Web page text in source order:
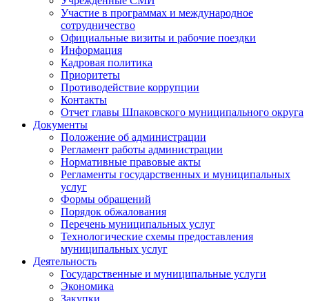
Участие в программах и международное
сотрудничество
Официальные визиты и рабочие поездки
Информация
Кадровая политика
Приоритеты
Противодействие коррупции
Контакты
Отчет главы Шпаковского муниципального округа
Документы
Положение об администрации
Регламент работы администрации
Нормативные правовые акты
Регламенты государственных и муниципальных
услуг
Формы обращений
Порядок обжалования
Перечень муниципальных услуг
Технологические схемы предоставления
муниципальных услуг
Деятельность
Государственные и муниципальные услуги
Экономика
Закупки